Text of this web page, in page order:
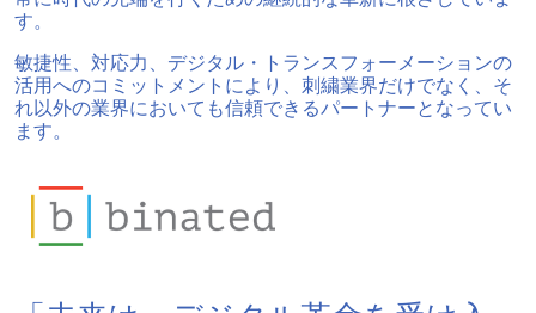
す。
敏捷性、対応力、デジタル・トランスフォーメーションの
活用へのコミットメントにより、刺繍業界だけでなく、そ
れ以外の業界においても信頼できるパートナーとなってい
ます。